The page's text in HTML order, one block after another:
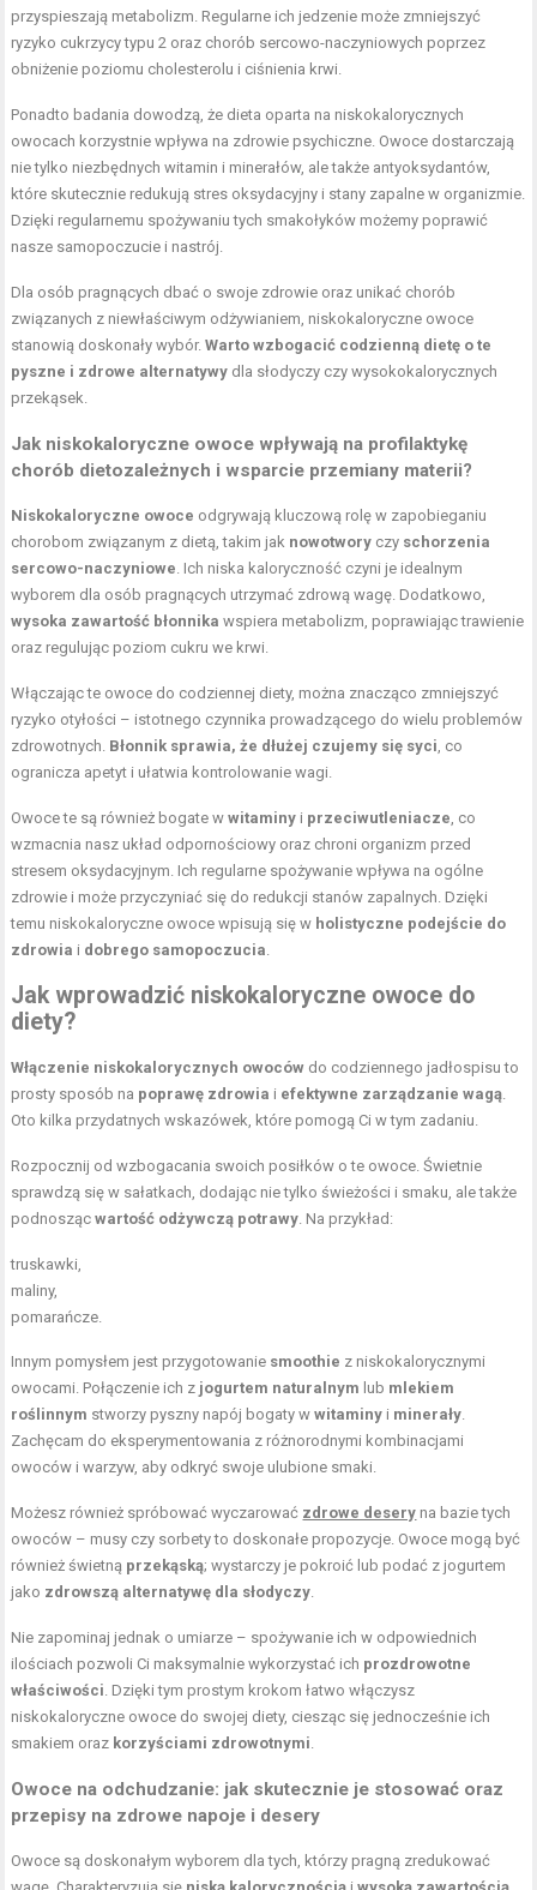
przyspieszają metabolizm. Regularne ich jedzenie może zmniejszyć
ryzyko cukrzycy typu 2 oraz chorób sercowo-naczyniowych poprzez
obniżenie poziomu cholesterolu i ciśnienia krwi.
Ponadto badania dowodzą, że dieta oparta na niskokalorycznych
owocach korzystnie wpływa na zdrowie psychiczne. Owoce dostarczają
nie tylko niezbędnych witamin i minerałów, ale także antyoksydantów,
które skutecznie redukują stres oksydacyjny i stany zapalne w organizmie.
Dzięki regularnemu spożywaniu tych smakołyków możemy poprawić
nasze samopoczucie i nastrój.
Dla osób pragnących dbać o swoje zdrowie oraz unikać chorób
związanych z niewłaściwym odżywianiem, niskokaloryczne owoce
stanowią doskonały wybór.Warto wzbogacić codzienną dietę o te
pyszne i zdrowe alternatywy dla słodyczy czy wysokokalorycznych
przekąsek.
Jak niskokaloryczne owoce wpływają na profilaktykę
chorób dietozależnych i wsparcie przemiany materii?
Niskokaloryczne owoce odgrywają kluczową rolę w zapobieganiu
chorobom związanym z dietą, takim jak nowotwory czy schorzenia
sercowo-naczyniowe. Ich niska kaloryczność czyni je idealnym
wyborem dla osób pragnących utrzymać zdrową wagę. Dodatkowo,
wysoka zawartość błonnika wspiera metabolizm, poprawiając trawienie
oraz regulując poziom cukru we krwi.
Włączając te owoce do codziennej diety, można znacząco zmniejszyć
ryzyko otyłości – istotnego czynnika prowadzącego do wielu problemów
zdrowotnych. Błonnik sprawia, że dłużej czujemy się syci, co
ogranicza apetyt i ułatwia kontrolowanie wagi.
Owoce te są również bogate wwitaminy i przeciwutleniacze, co
wzmacnia nasz układ odpornościowy oraz chroni organizm przed
stresem oksydacyjnym. Ich regularne spożywanie wpływa na ogólne
zdrowie i może przyczyniać się do redukcji stanów zapalnych. Dzięki
temu niskokaloryczne owoce wpisują się w holistyczne podejście do
zdrowia i dobrego samopoczucia.
Jak wprowadzić niskokaloryczne owoce do
diety?
Włączenie niskokalorycznych owoców do codziennego jadłospisu to
prosty sposób na poprawę zdrowia i efektywne zarządzanie wagą.
Oto kilka przydatnych wskazówek, które pomogą Ci w tym zadaniu.
Rozpocznij od wzbogacania swoich posiłków o te owoce. Świetnie
sprawdzą się w sałatkach, dodając nie tylko świeżości i smaku, ale także
podnoszącwartość odżywczą potrawy. Na przykład:
truskawki,
maliny,
pomarańcze.
Innym pomysłem jest przygotowanie smoothie z niskokalorycznymi
owocami. Połączenie ich z jogurtem naturalnym lub mlekiem
roślinnym stworzy pyszny napój bogaty wwitaminy i minerały.
Zachęcam do eksperymentowania z różnorodnymi kombinacjami
owoców i warzyw, aby odkryć swoje ulubione smaki.
Możesz również spróbować wyczarować zdrowe desery na bazie tych
owoców – musy czy sorbety to doskonałe propozycje. Owoce mogą być
również świetną przekąską; wystarczy je pokroić lub podać z jogurtem
jako zdrowszą alternatywę dla słodyczy.
Nie zapominaj jednak o umiarze – spożywanie ich w odpowiednich
ilościach pozwoli Ci maksymalnie wykorzystać ich prozdrowotne
właściwości. Dzięki tym prostym krokom łatwo włączysz
niskokaloryczne owoce do swojej diety, ciesząc się jednocześnie ich
smakiem oraz korzyściami zdrowotnymi.
Owoce na odchudzanie: jak skutecznie je stosować oraz
przepisy na zdrowe napoje i desery
Owoce są doskonałym wyborem dla tych, którzy pragną zredukować